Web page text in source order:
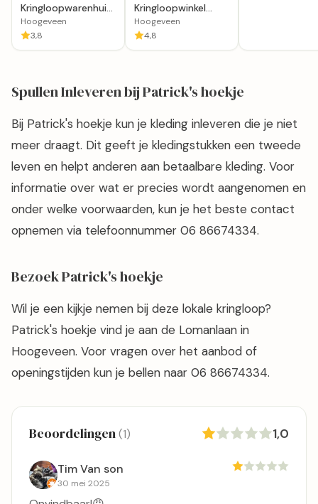
Kringloopwarenhuis
Het Goed
Hoogeveen
Hoogeveen
3,8
Kringloopwinkel
Inimini in
Hoogeveen
Hoogeveen
4,8
Spullen Inleveren bij Patrick's hoekje
Bij Patrick's hoekje kun je kleding inleveren die je niet
meer draagt. Dit geeft je kledingstukken een tweede
leven en helpt anderen aan betaalbare kleding. Voor
informatie over wat er precies wordt aangenomen en
onder welke voorwaarden, kun je het beste contact
opnemen via telefoonnummer 06 86674334.
Bezoek Patrick's hoekje
Wil je een kijkje nemen bij deze lokale kringloop?
Patrick's hoekje vind je aan de Lomanlaan in
Hoogeveen. Voor vragen over het aanbod of
openingstijden kun je bellen naar 06 86674334.
Beoordelingen(1) 1,0
Tim Van son
30 mei 2025